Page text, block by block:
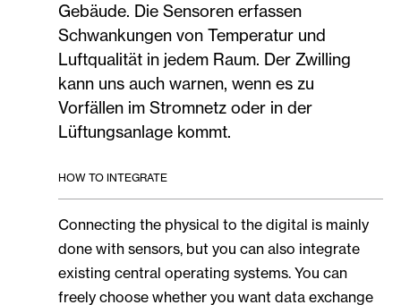
Gebäude. Die Sensoren erfassen
Schwankungen von Temperatur und
Luftqualität in jedem Raum. Der Zwilling
kann uns auch warnen, wenn es zu
Vorfällen im Stromnetz oder in der
Lüftungsanlage kommt.
HOW TO INTEGRATE
Connecting the physical to the digital is mainly
done with sensors, but you can also integrate
existing central operating systems. You can
freely choose whether you want data exchange